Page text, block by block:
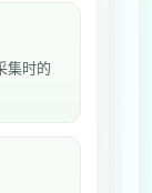
集时的